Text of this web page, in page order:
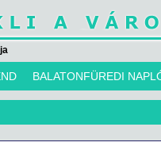
BALATONFÜREDI